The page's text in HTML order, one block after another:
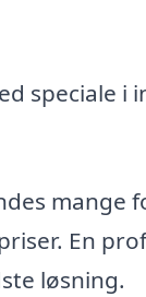
speciale i
mange
En
løsning.